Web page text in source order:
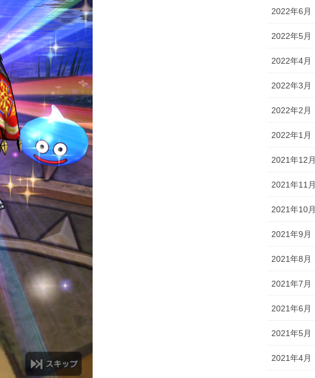
2022年6月
2022年5月
2022年4月
2022年3月
2022年2月
2022年1月
2021年12月
2021年11月
2021年10月
2021年9月
2021年8月
2021年7月
2021年6月
2021年5月
2021年4月